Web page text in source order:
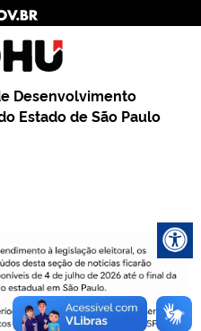
Desenvolvimento
Estado de São Paulo